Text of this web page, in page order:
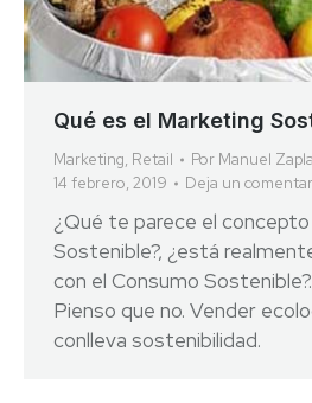
Qué es el Marketing
Marketing, Retail Por Manuel
14 febrero, 2019
Deja un
¿Qué te parece el
Sostenible?, ¿está
con el Consumo Sostenible?.
Pienso que no. Vender
conlleva sostenibilidad.